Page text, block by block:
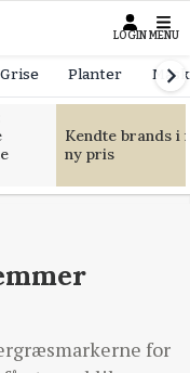
LOGIN MENU
Grise Planter
Kendte brands i
ny pris
for